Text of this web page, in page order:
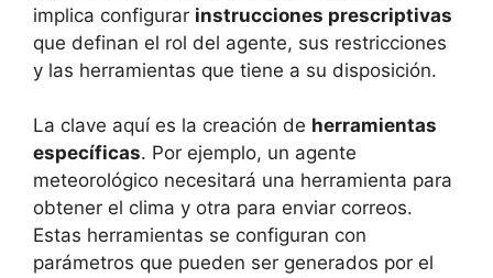
implica configurar instrucciones prescriptivas
que definan el rol del agente, sus restricciones
y las herramientas que tiene a su disposición.
La clave aquí es la creación de herramientas
específicas. Por ejemplo, un agente
meteorológico necesitará una herramienta para
obtener el clima y otra para enviar correos.
Estas herramientas se configuran con
parámetros que pueden ser generados por el